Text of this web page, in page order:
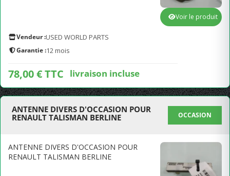
Vendeur :USED WORLD PARTS
Garantie :12 mois
78,00 € TTC livraison incluse
Voir le produit
ANTENNE DIVERS D'OCCASION POUR
RENAULT TALISMAN BERLINE
OCCASION
ANTENNE DIVERS D'OCCASION POUR
RENAULT TALISMAN BERLINE